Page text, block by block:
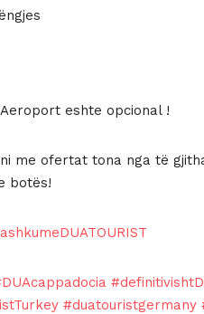
eshte opcional !
me ofertat tona nga të
botës!
#duatouristgermany